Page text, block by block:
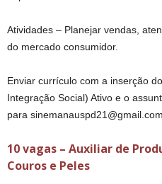
Atividades – Planejar vendas,
do mercado consumidor.
Enviar currículo com a inserção
Integração Social) Ativo e o
para sinemanauspd21@gmail.com
10 vagas – Auxiliar de
Couros e Peles